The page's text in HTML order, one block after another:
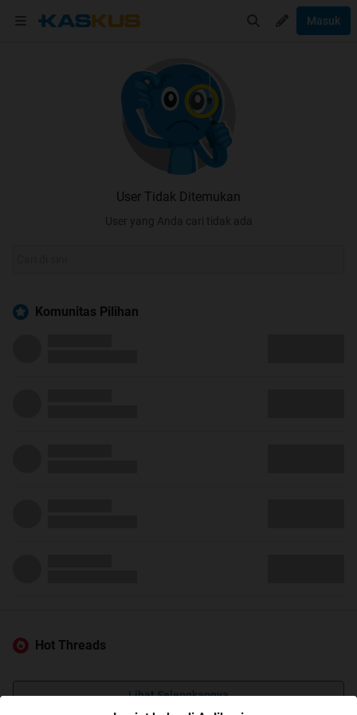
Masuk
User Tidak Ditemukan
User yang Anda cari tidak ada
Komunitas Pilihan
Hot Threads
Lihat Selengkapnya